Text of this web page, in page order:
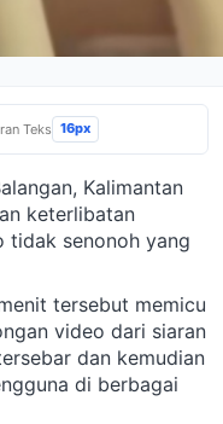
Teks 16px
Kalimantan
keterlibatan
tidak senonoh yang
tersebut memicu
video dari siaran
dan kemudian
di berbagai